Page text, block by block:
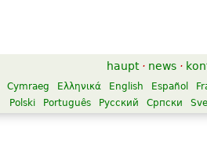
haupt · news ·
Cymraeg Ελληνικά English Español
Polski
Português Русский Српски